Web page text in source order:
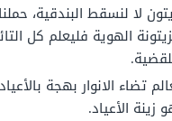
لا لنسقط البندقية،
الهوية فليعلم كل
تضاء الانوار بهجة
الأعياد.